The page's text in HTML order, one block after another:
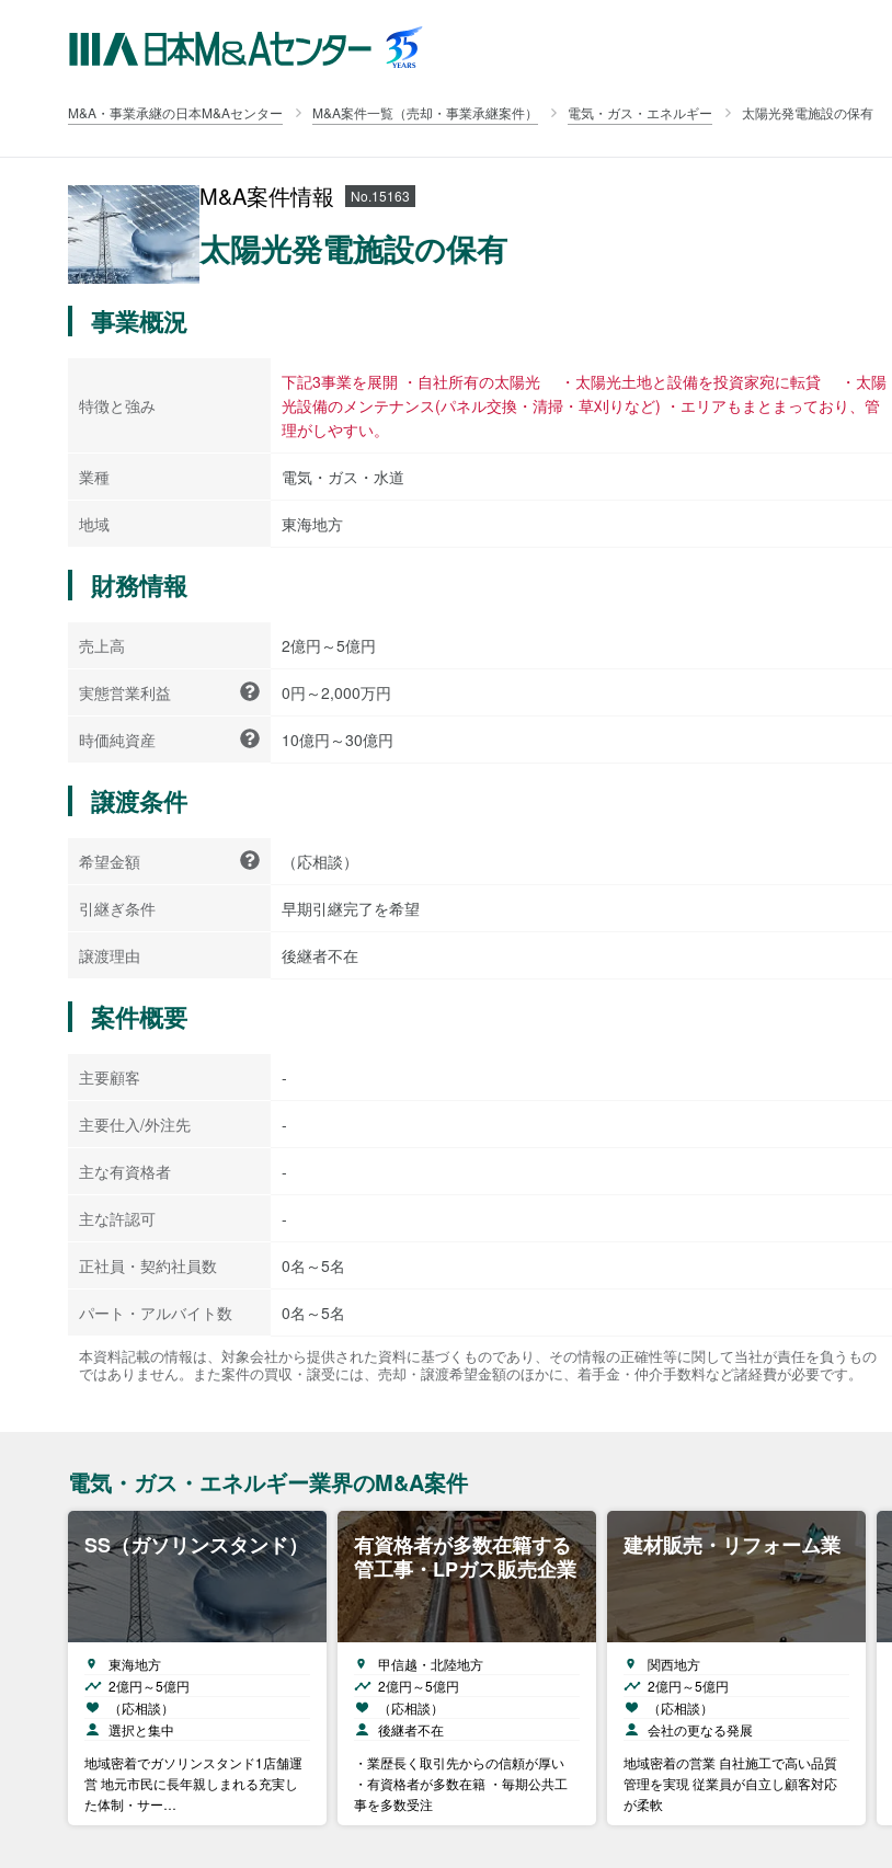
M&A・事業承継の日本M&Aセンター M&A案件一覧（売却・事業承継案件） 電気・ガス・エネルギー 太陽光発電施設の保有
M&A案件情報 No.15163
太陽光発電施設の保有
事業概況
特徴と強み
下記3事業を展開 ・自社所有の太陽光 ・太陽光土地と設備を投資家宛に転貸 ・太陽
光設備のメンテナンス(パネル交換・清掃・草刈りなど) ・エリアもまとまっており、管
理がしやすい。
業種 電気・ガス・水道
地域 東海地方
財務情報
売上高 2億円～5億円
実態営業利益 0円～2,000万円
時価純資産 10億円～30億円
譲渡条件
希望金額 （応相談）
引継ぎ条件 早期引継完了を希望
譲渡理由 後継者不在
案件概要
主要顧客 -
主要仕入/外注先 -
主な有資格者 -
主な許認可 -
正社員・契約社員数 0名～5名
パート・アルバイト数 0名～5名
本資料記載の情報は、対象会社から提供された資料に基づくものであり、その情報の正確性等に関して当社が責任を負うもの
ではありません。また案件の買収・譲受には、売却・譲渡希望金額のほかに、着手金・仲介手数料など諸経費が必要です。
電気・ガス・エネルギー業界のM&A案件
SS（ガソリンスタンド）
東海地方
2億円～5億円
（応相談）
選択と集中
地域密着でガソリンスタンド1店舗運
営 地元市民に長年親しまれる充実し
た体制・サー…
有資格者が多数在籍する
管工事・LPガス販売企業
甲信越・北陸地方
2億円～5億円
（応相談）
後継者不在
・業歴長く取引先からの信頼が厚い
・有資格者が多数在籍 ・毎期公共工
事を多数受注
建材販売・リフォーム業
関西地方
2億円～5億円
（応相談）
会社の更なる発展
地域密着の営業 自社施工で高い品質
管理を実現 従業員が自立し顧客対応
が柔軟